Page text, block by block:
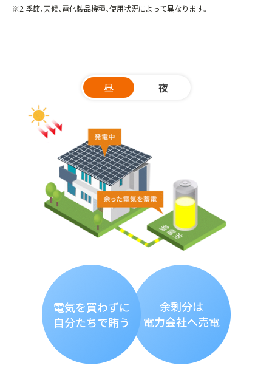
※2 季節、天候、電化製品機種、使用状況によって異なります。
昼 夜